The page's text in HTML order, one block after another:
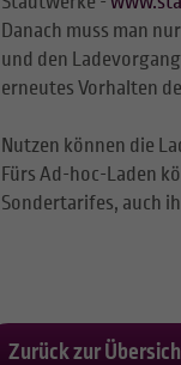
Danach muss man
und den
erneutes Vorhalten
Nutzen können die
Fürs Ad-hoc-Laden
Sondertarifes, auch
Zurück zur